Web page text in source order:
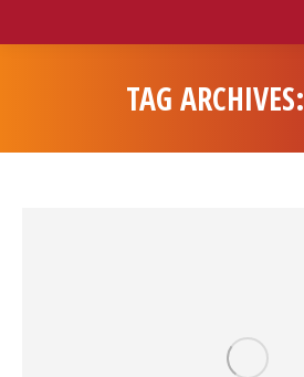
TAG ARCHIVES: